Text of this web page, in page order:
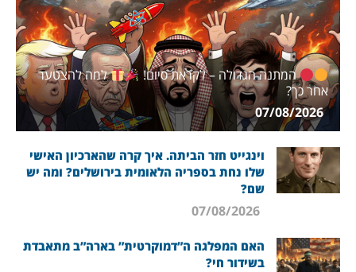
המתנה הגדולה – לקראת סיום!
למה להצטער
אחר כך?
07/08/2026
וינגייט חזר הביתה. איך קרה שהארכיון האישי
שלו נחת בספריה הלאומית בירושלים? ומה יש
שם?
האם המפלגה ה”דמוקרטית” בארה”ב מתאבדת
בשידור חי?